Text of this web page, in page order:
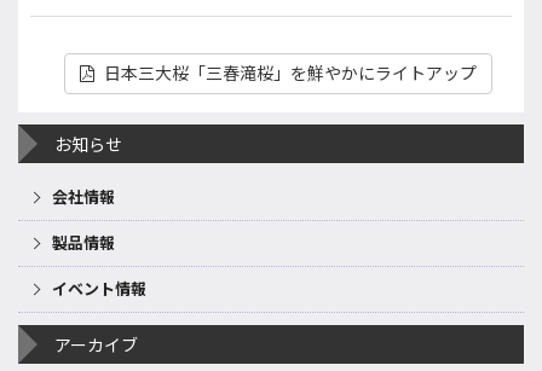
日本三大桜「三春滝桜」を鮮やかにライトアップ
お知らせ
会社情報
製品情報
イベント情報
アーカイブ